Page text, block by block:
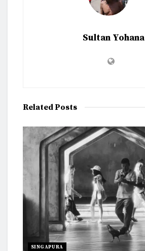
Sultan Yohana
RelatedPosts
SINGAPURA